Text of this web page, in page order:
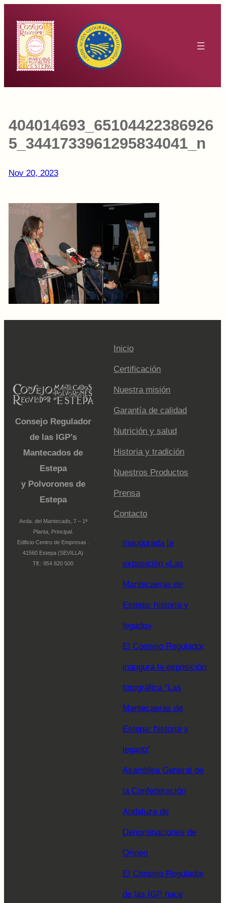
contenido
404014693_65104422386926
5_3441733961295834041_n
Nov 20, 2023
Consejo Regulador
de las IGP’s
Mantecados de
Estepa
y Polvorones de
Estepa
Avda. del Mantecado, 7 – 1ª
Planta, Principal.
Edificio Centro de Empresas .
41560 Estepa (SEVILLA)
Tlf.: 954 820 500
Inicio
Certificación
Nuestra misión
Garantía de calidad
Nutrición y salud
Historia y tradición
Nuestros Productos
Prensa
Contacto
Inaugurada la
exposición «Las
Mantecaeras de
Estepa: historia y
legado»
El Consejo Regulador
inaugura la exposición
fotográfica “Las
Mantecaeras de
Estepa: historia y
legado”
Asamblea General de
la Confederación
Andaluza de
Denominaciones de
Origen
El Consejo Regulador
de las IGP hace